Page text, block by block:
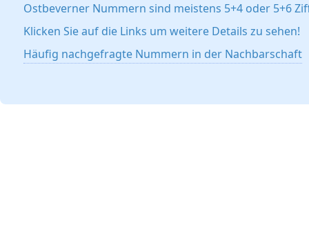
Ostbeverner Nummern sind meistens 5+4 oder 5+6
Klicken Sie auf die Links um weitere Details zu sehen!
Häufig nachgefragte Nummern in der Nachbarschaft